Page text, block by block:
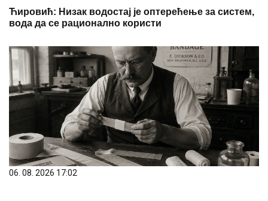
Ћировић: Низак водостај је оптерећење за систем,
вода да се рационално користи
06. 08. 2026 17:02